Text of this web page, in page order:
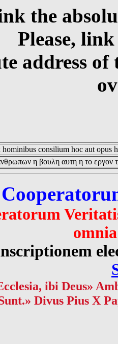
the
Please,
address
hominibus consilium hoc aut opus
η βουλη αυτη η το εργον
ibi Deus»
Divus Pius X